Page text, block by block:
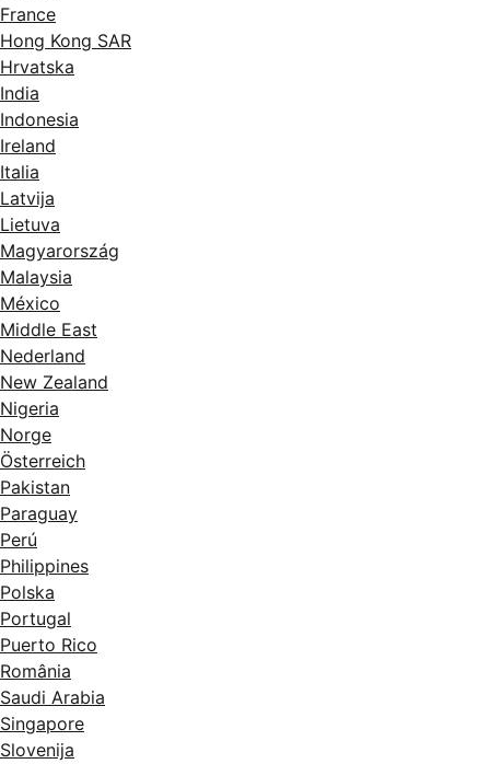
France
Hong Kong SAR
Hrvatska
India
Indonesia
Ireland
Italia
Latvija
Lietuva
Magyarország
Malaysia
México
Middle East
Nederland
New Zealand
Nigeria
Norge
Österreich
Pakistan
Paraguay
Perú
Philippines
Polska
Portugal
Puerto Rico
România
Saudi Arabia
Singapore
Slovenija